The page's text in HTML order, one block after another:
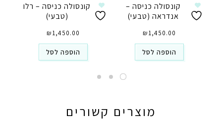
קונסולה כניסה –
אנדראה (טבעי)
₪1,450.00
הוספה לסל
קונסולה כניסה – רלו
(טבעי)
₪1,450.00
הוספה לסל
מוצרים קשורים